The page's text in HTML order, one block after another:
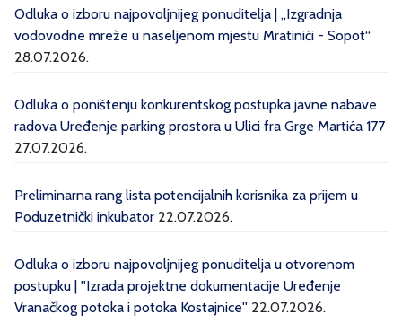
Odluka o izboru najpovoljnijeg ponuditelja | „Izgradnja
vodovodne mreže u naseljenom mjestu Mratinići - Sopot“
28.07.2026.
Odluka o poništenju konkurentskog postupka javne nabave
radova Uređenje parking prostora u Ulici fra Grge Martića 177
27.07.2026.
Preliminarna rang lista potencijalnih korisnika za prijem u
Poduzetnički inkubator 22.07.2026.
Odluka o izboru najpovoljnijeg ponuditelja u otvorenom
postupku | ''Izrada projektne dokumentacije Uređenje
Vranačkog potoka i potoka Kostajnice'' 22.07.2026.